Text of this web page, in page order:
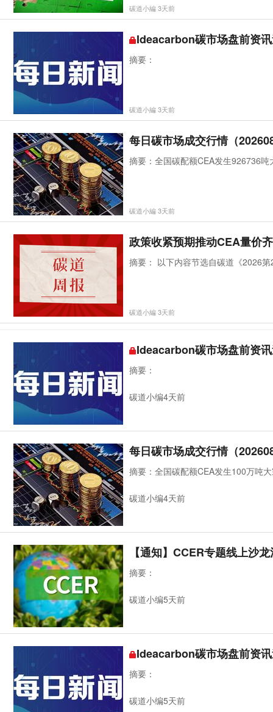
重点围绕本次配额分配方案主要优化
碳道小編 3天前
Ideacarbon碳市场盘前资
摘要：
碳道小編 3天前
每日碳市场成交行情（
摘要：全国碳配额CEA发生926736
碳道小編 3天前
政策收紧预期推动CEA量价
摘要： 以下内容节选自碳道《2026
碳道小編 3天前
Ideacarbon碳市场盘前资
摘要：
碳道小编4天前
每日碳市场成交行情（
摘要：全国碳配额CEA发生100万吨
碳道小编4天前
【通知】CCER专题线上沙
摘要：
碳道小编5天前
Ideacarbon碳市场盘前资
摘要：
碳道小编5天前